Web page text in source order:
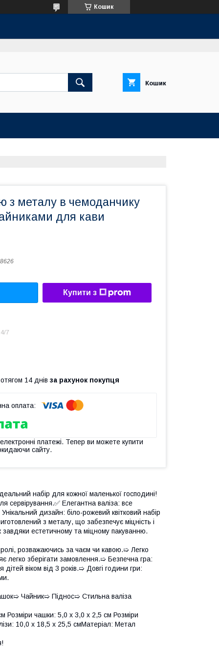
Кошик
Кошик
з металу в чемоданчику
для кави
Купити з
7
14 днів за рахунок покупця
платежі. Тепер ви можете купити
сайту.
набір для кожної маленької господині!
Елегантна валіза: все
дизайн: біло-рожевий квітковий набір
з металу, що забезпечує міцність і
естетичному та міцному пакуванню.
розважаючись за чаєм чи кавою.➯ Легко
легко зберігати замовлення.➯ Безпечна гра:
дітей віком від 3 років.➯ Довгі години гри:
Чайник➯ Піднос➯ Стильна валіза
Розміри чашки: 5,0 х 3,0 х 2,5 см Розміри
10,0 х 18,5 х 25,5 смМатеріал: Метал